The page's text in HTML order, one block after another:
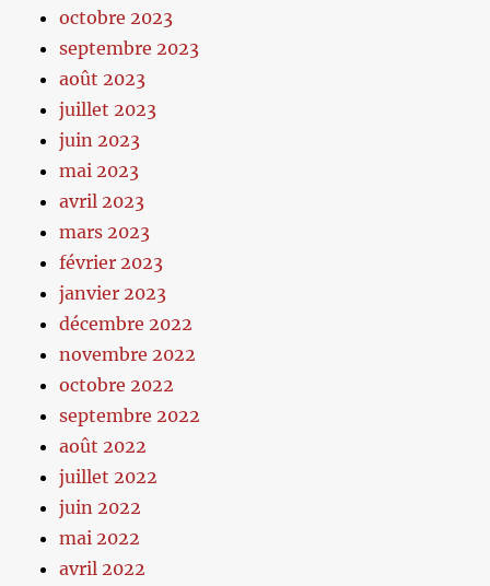
octobre 2023
septembre 2023
août 2023
juillet 2023
juin 2023
mai 2023
avril 2023
mars 2023
février 2023
janvier 2023
décembre 2022
novembre 2022
octobre 2022
septembre 2022
août 2022
juillet 2022
juin 2022
mai 2022
avril 2022